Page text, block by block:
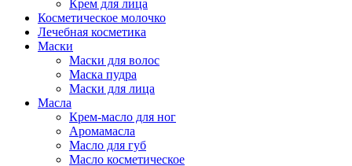
Крем для лица
Косметическое молочко
Лечебная косметика
Маски
Маски для волос
Маска пудра
Маски для лица
Масла
Крем-масло для ног
Аромамасла
Масло для губ
Масло косметическое